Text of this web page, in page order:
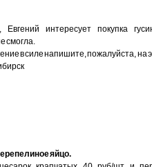
Евгений интересует покупка
смогла.
в силе напишите, пожалуйста, на
яйцо.